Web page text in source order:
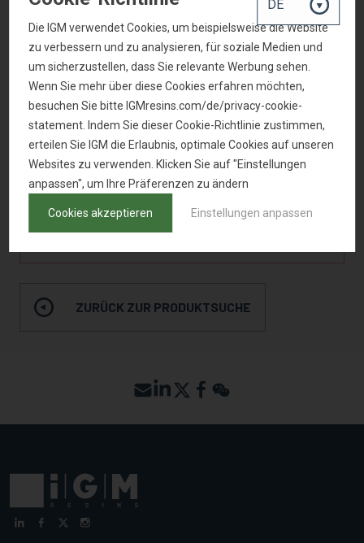
Durchhärten
3
Oberfläche härten
4
Klare Systeme
Weiße Systeme
Farbige Systeme
LED
ZURÜCK ZUR PRODUKTSUCHE
Die IGM verwendet Cookies, um beispielsweise die Website
zu verbessern und zu analysieren, für soziale Medien und
um sicherzustellen, dass Sie relevante Werbung sehen.
Wenn Sie mehr über diese Cookies erfahren möchten,
besuchen Sie bitte IGMresins.com/de/privacy-cookie-
statement. Indem Sie dieser Cookie-Richtlinie zustimmen,
erteilen Sie IGM die Erlaubnis, optimale Cookies auf unseren
Websites zu verwenden. Klicken Sie auf "Einstellungen
anpassen", um Ihre Präferenzen zu ändern
Cookies akzeptieren Einstellungen anpassen